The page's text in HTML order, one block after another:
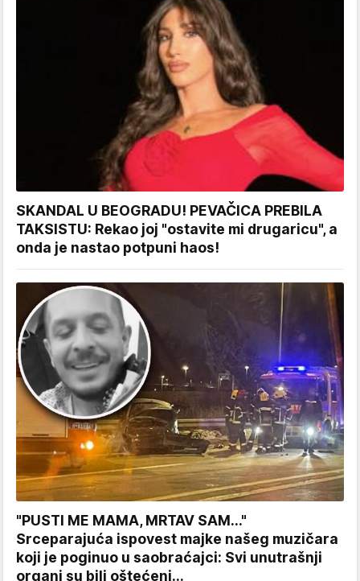
SKANDAL U BEOGRADU! PEVAČICA PREBILA
TAKSISTU: Rekao joj "ostavite mi drugaricu", a
onda je nastao potpuni haos!
"PUSTI ME MAMA, MRTAV SAM..."
Srceparajuća ispovest majke našeg muzičara
koji je poginuo u saobraćajci: Svi unutrašnji
organi su bili oštećeni...